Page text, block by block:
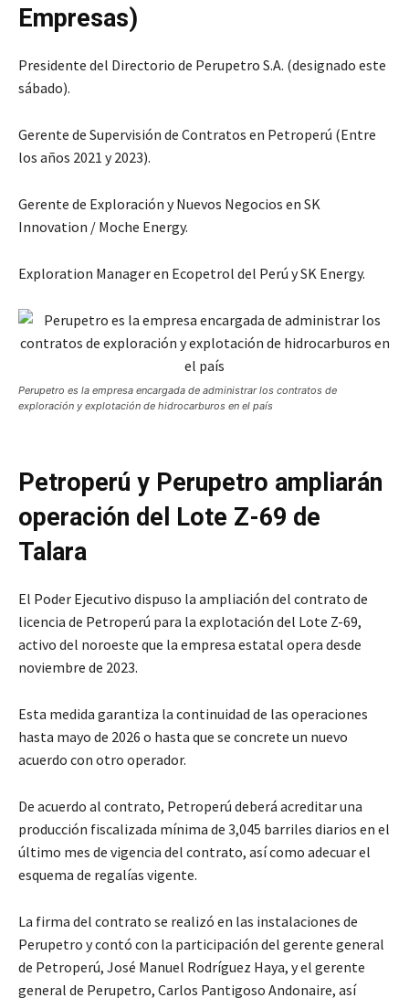
Empresas)
Presidente del Directorio de Perupetro S.A. (designado este
sábado).
Gerente de Supervisión de Contratos en Petroperú (Entre
los años 2021 y 2023).
Gerente de Exploración y Nuevos Negocios en SK
Innovation / Moche Energy.
Exploration Manager en Ecopetrol del Perú y SK Energy.
Perupetro es la empresa encargada de administrar los contratos de
exploración y explotación de hidrocarburos en el país
Petroperú y Perupetro ampliarán
operación del Lote Z-69 de
Talara
El Poder Ejecutivo dispuso la ampliación del contrato de
licencia de Petroperú para la explotación del Lote Z-69,
activo del noroeste que la empresa estatal opera desde
noviembre de 2023.
Esta medida garantiza la continuidad de las operaciones
hasta mayo de 2026 o hasta que se concrete un nuevo
acuerdo con otro operador.
De acuerdo al contrato, Petroperú deberá acreditar una
producción fiscalizada mínima de 3,045 barriles diarios en el
último mes de vigencia del contrato, así como adecuar el
esquema de regalías vigente.
La firma del contrato se realizó en las instalaciones de
Perupetro y contó con la participación del gerente general
de Petroperú, José Manuel Rodríguez Haya, y el gerente
general de Perupetro, Carlos Pantigoso Andonaire, así